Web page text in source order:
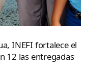
INEFI fortalece el
12 las entregadas